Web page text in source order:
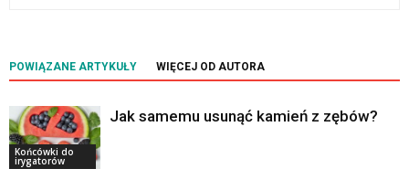
POWIĄZANE ARTYKUŁY WIĘCEJ OD AUTORA
Końcówki do
irygatorów
Jak samemu usunąć kamień z zębów?